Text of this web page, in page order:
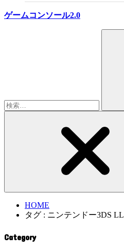
ゲームコンソール2.0
HOME
タグ : ニンテンドー3DS LL
Category